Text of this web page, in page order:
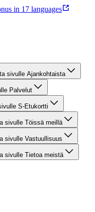
in 17 languages
sivulle Ajankohtaista
Palvelut
S-Etukortti
sivulle Töissä meillä
sivulle Vastuullisuus
sivulle Tietoa meistä